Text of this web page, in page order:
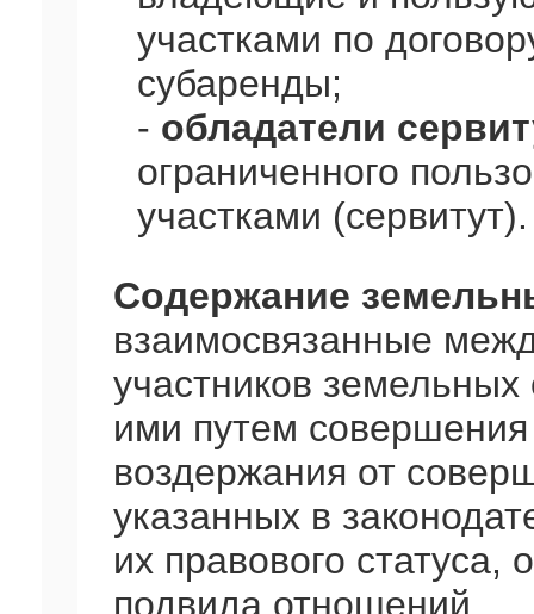
участками по
субаренды;
- обладатели
ограниченного
участками (сервитут).
Содержание
взаимосвязанные
участников
ими путем
воздержания от
указанных в
их правового статуса,
подвида отношений.